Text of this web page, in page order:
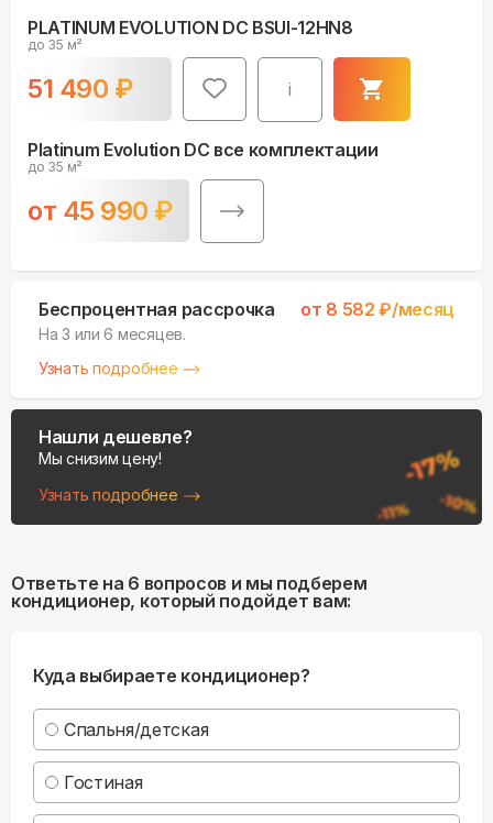
PLATINUM EVOLUTION DC BSUI-12HN8
до 35 м²
51 490 ₽ i
Platinum Evolution DC все комплектации
до 35 м²
от 45 990 ₽
Беспроцентная рассрочка от 8 582 ₽/месяц
На 3 или 6 месяцев.
Узнать подробнее
Нашли дешевле?
Мы снизим цену!
Узнать подробнее
Ответьте на 6 вопросов и мы подберем
кондиционер, который подойдет вам:
Куда выбираете кондиционер?
Спальня/детская
Гостиная